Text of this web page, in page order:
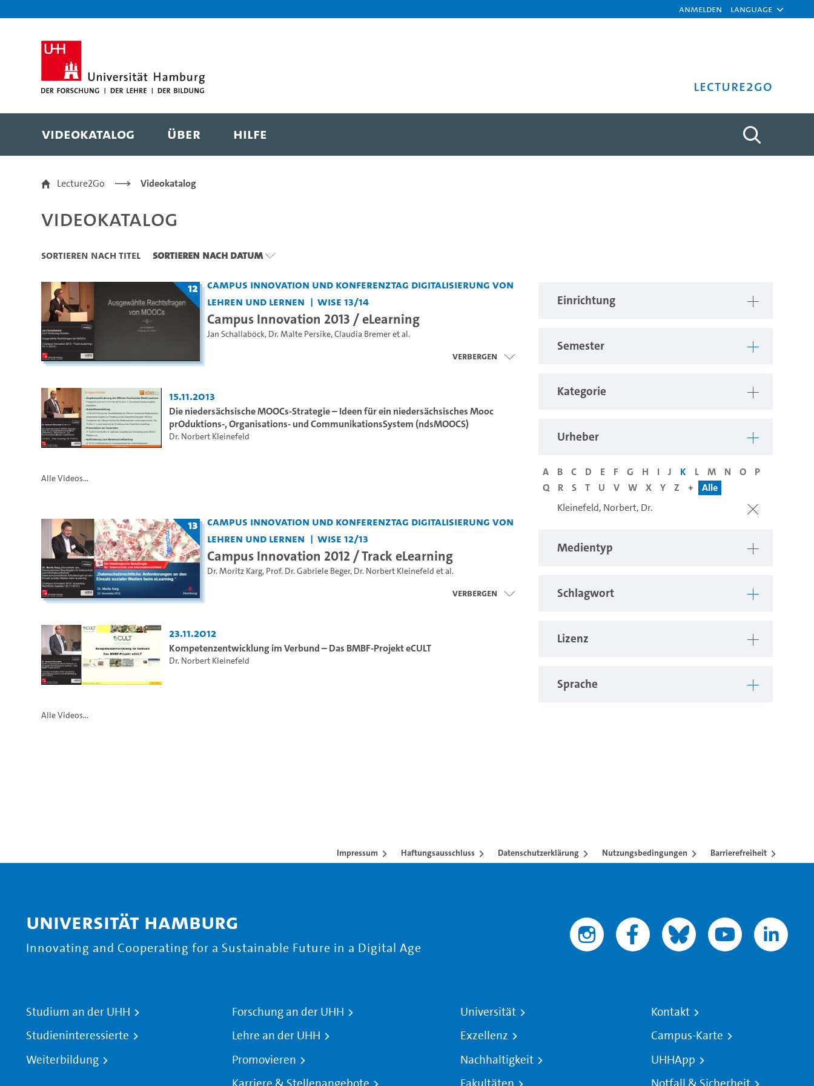
Anmelden Language
Lecture2Go
Videokatalog Über Hilfe
Videokatalog
Lecture2Go Videokatalog
Videokatalog
Sortieren nach Titel Sortieren nach Datum
Einrichtung
Semester
Kategorie
Urheber
A B C D E F G H I J K L M N O
P
Q
R S T U V W X Y Z +
Alle
Kleinefeld, Norbert, Dr.
Medientyp
Schlagwort
Lizenz
Sprache
12
Campus Innovation und Konferenztag Digitalisierung von
Lehren und Lernen
WiSe 13/14
Campus Innovation 2013 / eLearning
Jan Schallaböck, Dr. Malte Persike,Claudia Bremeret al.
Verbergen
15.11.2013
Die niedersächsische MOOCs-Strategie – Ideen für ein niedersächsisches Mooc
prOduktions-, Organisations- und CommunikationsSystem (ndsMOOCS)
Dr. Norbert Kleinefeld
Alle Videos...
13
Campus Innovation und Konferenztag Digitalisierung von
Lehren und Lernen
WiSe 12/13
Campus Innovation 2012 / Track eLearning
Dr. Moritz Karg, Prof. Dr. Gabriele Beger, Dr. Norbert Kleinefeld et al.
Verbergen
23.11.2012
Kompetenzentwicklung im Verbund – Das BMBF-Projekt eCULT
Dr. Norbert Kleinefeld
Alle Videos...
Impressum Haftungsausschluss Datenschutzerklärung Nutzungsbedingungen Barrierefreiheit
Universität Hamburg
Innovating and Cooperating for a Sustainable Future in a Digital Age
Studium an der UHH
Studieninteressierte
Weiterbildung
Forschung an der UHH
Lehre an der UHH
Promovieren
Universität
Exzellenz
Nachhaltigkeit
Kontakt
Campus-Karte
UHHApp